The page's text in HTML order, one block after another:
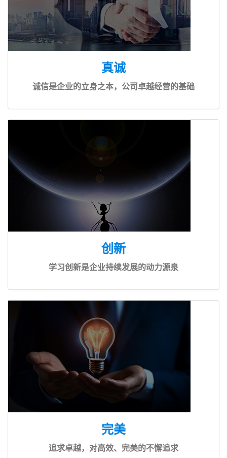
真诚
诚信是企业的立身之本，公司卓越经营的基础
创新
学习创新是企业持续发展的动力源泉
完美
追求卓越，对高效、完美的不懈追求